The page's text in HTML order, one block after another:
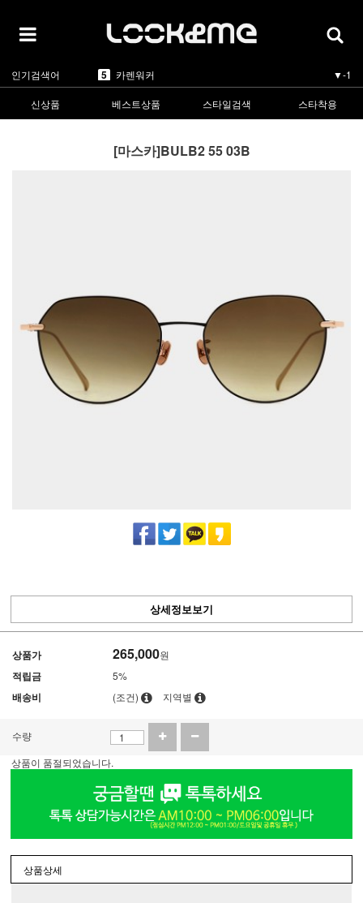
인기검색어
2 마스카 ▲3
린드버그 ▲1
5 카렌워커 ▼-1
1 라피스센시블레
▲5
신상품
베스트상품 스타일검색 스타착용
[마스카]BULB2 55 03B
상세정보보기
상품가 265,000원
적립금 5%
배송비 (조건) 지역별
수량
상품이 품절되었습니다.
상품상세